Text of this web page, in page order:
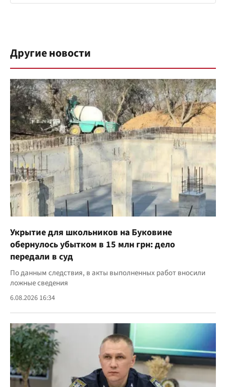
Другие новости
Укрытие для школьников на Буковине
обернулось убытком в 15 млн грн: дело
передали в суд
По данным следствия, в акты выполненных работ вносили
ложные сведения
6.08.2026 16:34